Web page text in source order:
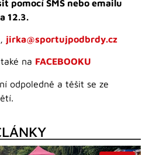
pomocí SMS nebo emailu
12.3.
jirka@sportujpodbrdy.cz
na FACEBOOKU
odpoledně a těšit se ze